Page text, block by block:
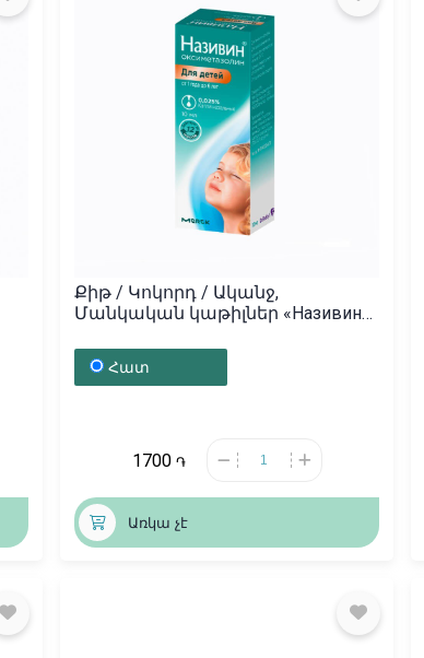
Քիթ / Կոկորդ / Ականջ,
Մանկական կաթիլներ «Називин»
Հատ
1700 ֏
Առկա չէ